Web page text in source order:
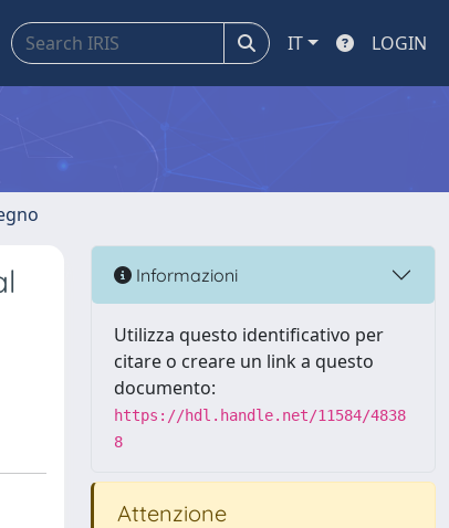
IT LOGIN
Informazioni
Utilizza questo identificativo per
citare o creare un link a questo
documento:
https://hdl.handle.net/11584/4838
8
Attenzione